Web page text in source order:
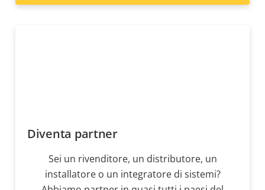
Diventa partner
Sei un rivenditore, un distributore, un
installatore o un integratore di sistemi?